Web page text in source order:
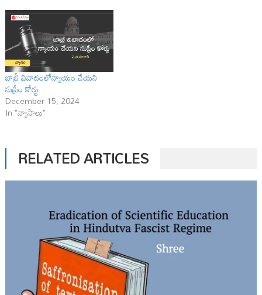
బాబ్రీ వివాదంలోన్యాయం చేయని
సుప్రీం కోర్టు
December 15, 2024
In "వ్యాసాలు"
RELATED ARTICLES